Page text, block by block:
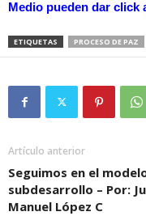
Medio pueden dar click
ETIQUETAS PROCESO DE PAZ
Artículo anterior
Seguimos en el
subdesarrollo – Por:
Manuel López C